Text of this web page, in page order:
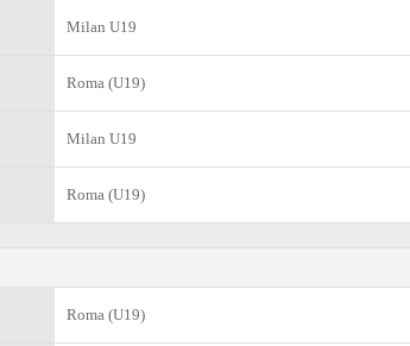
Milan U19
Roma (U19)
Milan U19
Roma (U19)
Roma (U19)